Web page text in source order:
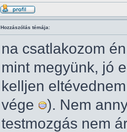
Hozzászólás témája:
na csatlakozom
mint megyünk, jó
kelljen
vége
). Nem
testmozgás nem